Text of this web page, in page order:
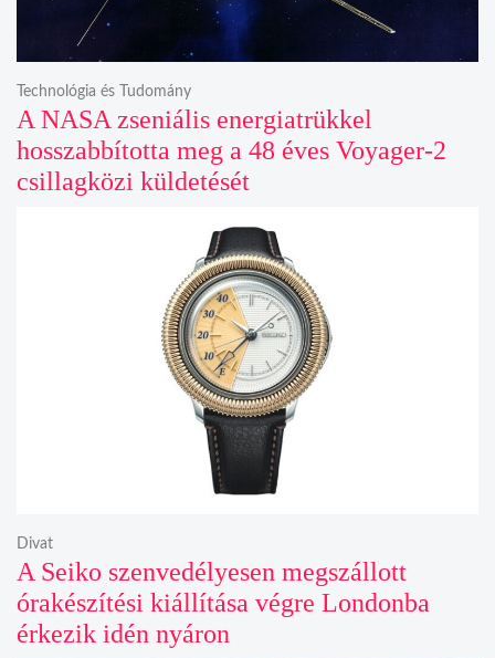
A NASA zseniális energiatrükkel
hosszabbította meg a 48 éves Voyager-2
csillagközi küldetését
Technológia és Tudomány
A Seiko szenvedélyesen megszállott
órakészítési kiállítása végre Londonba
érkezik idén nyáron
Divat